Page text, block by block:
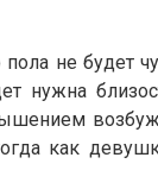
не
нужна
как